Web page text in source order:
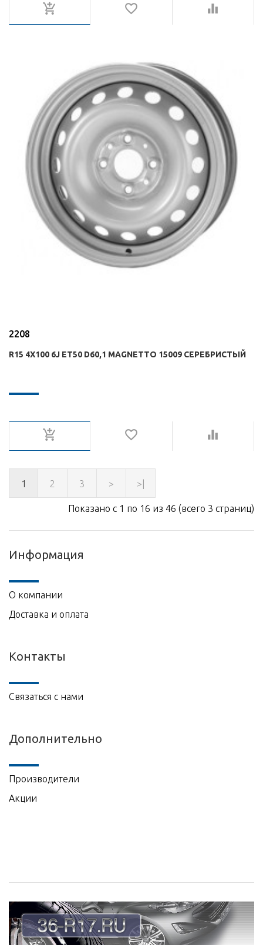
2208
R15 4X100 6J ET50 D60,1 MAGNETTO 15009 СЕРЕБРИСТЫЙ
1 2 3 > >|
Показано с 1 по 16 из 46 (всего 3 страниц)
Информация
О компании
Доставка и оплата
Контакты
Связаться с нами
Дополнительно
Производители
Акции